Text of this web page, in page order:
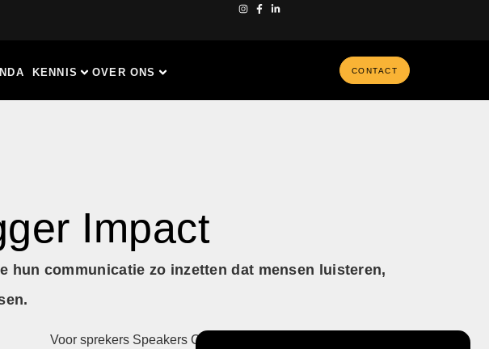
KENNIS OVER ONS CONTACT
Impact
communicatie zo inzetten dat mensen luisteren,